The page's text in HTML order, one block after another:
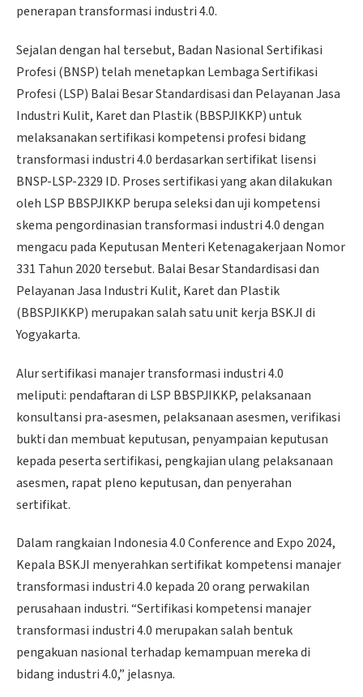
penerapan transformasi industri 4.0.
Sejalan dengan hal tersebut, Badan Nasional Sertifikasi
Profesi (BNSP) telah menetapkan Lembaga Sertifikasi
Profesi (LSP) Balai Besar Standardisasi dan Pelayanan Jasa
Industri Kulit, Karet dan Plastik (BBSPJIKKP) untuk
melaksanakan sertifikasi kompetensi profesi bidang
transformasi industri 4.0 berdasarkan sertifikat lisensi
BNSP-LSP-2329 ID. Proses sertifikasi yang akan dilakukan
oleh LSP BBSPJIKKP berupa seleksi dan uji kompetensi
skema pengordinasian transformasi industri 4.0 dengan
mengacu pada Keputusan Menteri Ketenagakerjaan Nomor
331 Tahun 2020 tersebut. Balai Besar Standardisasi dan
Pelayanan Jasa Industri Kulit, Karet dan Plastik
(BBSPJIKKP) merupakan salah satu unit kerja BSKJI di
Yogyakarta.
Alur sertifikasi manajer transformasi industri 4.0
meliputi: pendaftaran di LSP BBSPJIKKP, pelaksanaan
konsultansi pra-asesmen, pelaksanaan asesmen, verifikasi
bukti dan membuat keputusan, penyampaian keputusan
kepada peserta sertifikasi, pengkajian ulang pelaksanaan
asesmen, rapat pleno keputusan, dan penyerahan
sertifikat.
Dalam rangkaian Indonesia 4.0 Conference and Expo 2024,
Kepala BSKJI menyerahkan sertifikat kompetensi manajer
transformasi industri 4.0 kepada 20 orang perwakilan
perusahaan industri. “Sertifikasi kompetensi manajer
transformasi industri 4.0 merupakan salah bentuk
pengakuan nasional terhadap kemampuan mereka di
bidang industri 4.0,” jelasnya.